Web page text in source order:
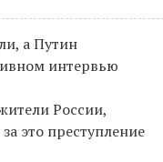
а Путин
интервью
России,
это преступление